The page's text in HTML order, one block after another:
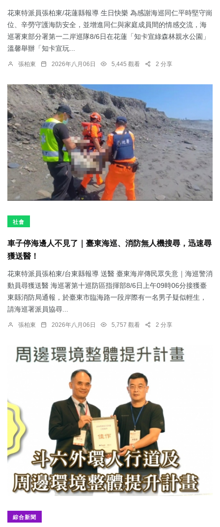
花東特派員張柏東/花蓮縣報導 生日快樂 為感謝海巡同仁平時堅守崗
位、辛勞守護海防安全，並增進同仁與家庭成員間的情感交流，海
巡署東部分署第一二岸巡隊8/6日在花蓮「知卡宣綠森林親水公園」
溫馨舉辦「知卡宣玩...
張柏東 2026年八月06日 5,445 觀看 2 分享
社會
車子停海邊人不見了｜臺東海巡、消防無人機搜尋，迅速尋
獲送醫！
花東特派員張柏東/台東縣報導 送醫 臺東海岸傳民眾失意｜海巡警消
動員尋獲送醫 海巡署第十巡防區指揮部8/6日上午09時06分接獲臺
東縣消防局通報，於臺東市臨海路一段岸際有一名男子疑似輕生，
請海巡署派員協尋...
張柏東 2026年八月06日 5,757 觀看 2 分享
綜合新聞